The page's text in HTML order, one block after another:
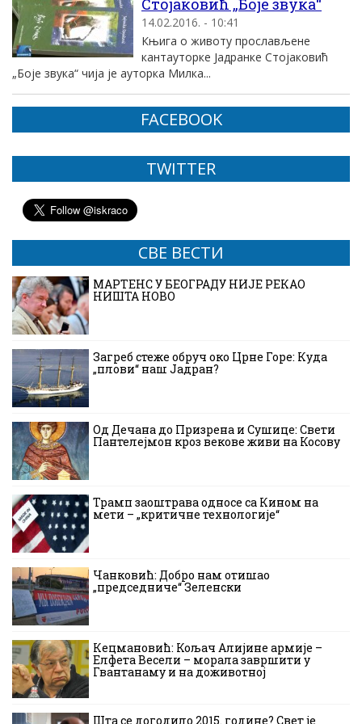
Стојаковић „Боје звука“
14.02.2016. - 10:41
Књига о животу прослављене
кантауторке Јадранке Стојаковић
„Боје звука“ чија је ауторка Милка...
FACEBOOK
TWITTER
СВЕ ВЕСТИ
МАРТЕНС У БЕОГРАДУ НИЈЕ РЕКАО
НИШТА НОВО
Загреб стеже обруч око Црне Горе: Куда
„плови“ наш Јадран?
Од Дечана до Призрена и Сушице: Свети
Пантелејмон кроз векове живи на Косову
Трамп заоштрава односе са Кином на
мети – „критичне технологије“
Чанковић: Добро нам отишао
„председниче“ Зеленски
Кецмановић: Кољач Алијине армије –
Елфета Весели – морала завршити у
Гвантанаму и на доживотној
Шта се догодило 2015. године? Свет је